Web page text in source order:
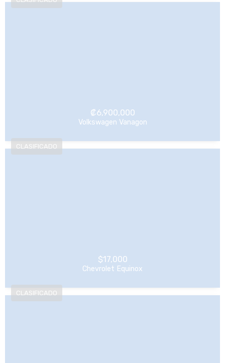
₡6,900,000
Volkswagen Vanagon
$17,000
Chevrolet Equinox